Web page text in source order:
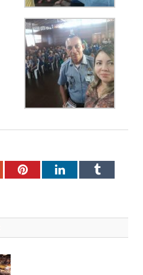
PinterestLinkedInTumblr